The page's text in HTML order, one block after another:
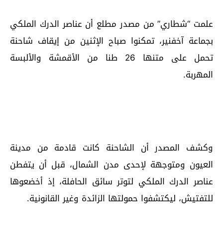
علمت “شطاري” من مصدر مطلع أن عناصر الدرك الملكي
بجماعة آخفنير، تمكنوا صباح الإثنين من إيقاف شاحنة
تحمل على متنها 26 طنا من الأقمشة والألبسة
المهربة.
وكشف المصدر أن الشاحنة كانت قادمة من مدينة
العيون ومتوجهة لإحدى مدن الشمال، قبل أن يتفطن
عناصر الدرك الملكي لتوتر سائق الحافلة، إذ أخضعوها
للتفتيش، ليكتشفوا حمولتها الزائدة وغير القانونية.